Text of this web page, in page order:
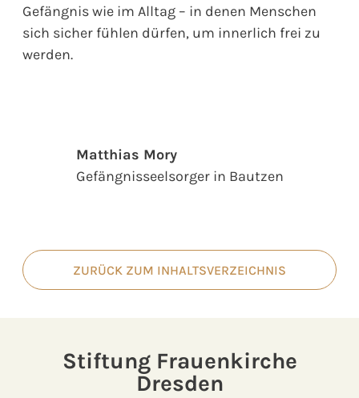
Gefängnis wie im Alltag – in denen Menschen
sich sicher fühlen dürfen, um innerlich frei zu
werden.
Matthias Mory
Gefängnisseelsorger in Bautzen
ZURÜCK ZUM INHALTSVERZEICHNIS
Stiftung Frauenkirche
Dresden